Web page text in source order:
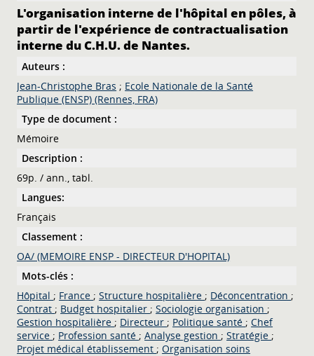
L'organisation interne de l'hôpital en pôles, à
partir de l'expérience de contractualisation
interne du C.H.U. de Nantes.
Auteurs :
Jean-Christophe Bras ; Ecole Nationale de la Santé
Publique (ENSP) (Rennes, FRA)
Type de document :
Mémoire
Description :
69p. / ann., tabl.
Langues:
Français
Classement :
OA/ (MEMOIRE ENSP - DIRECTEUR D'HOPITAL)
Mots-clés :
Hôpital ; France ; Structure hospitalière ; Déconcentration ;
Contrat ; Budget hospitalier ; Sociologie organisation ;
Gestion hospitalière ; Directeur ; Politique santé ; Chef
service ; Profession santé ; Analyse gestion ; Stratégie ;
Projet médical établissement ; Organisation soins